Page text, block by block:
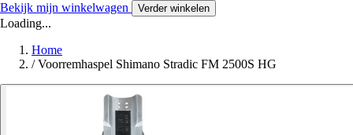
Bekijk mijn winkelwagen Verder winkelen
Loading...
Home
/ Voorremhaspel Shimano Stradic FM 2500S HG